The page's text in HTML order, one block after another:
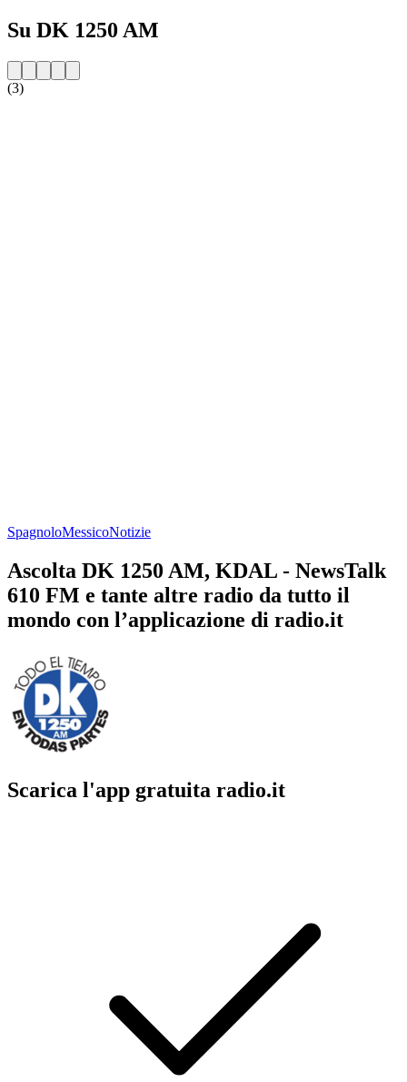
Su DK 1250 AM
(3)
SpagnoloMessicoNotizie
Ascolta DK 1250 AM, KDAL - NewsTalk
610 FM e tante altre radio da tutto il
mondo con l’applicazione di radio.it
Scarica l'app gratuita radio.it